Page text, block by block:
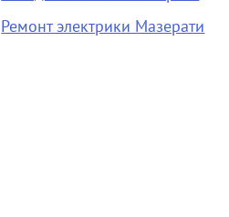
Ремонт электрики Мазерати